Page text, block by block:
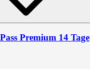
Premium 14 Tage